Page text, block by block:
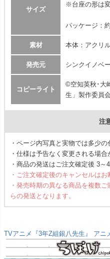
サイズ
※台座の形は
パッケージ：
素材 本体：アクリ
発売元 シンクイノベ
コピーライト
©空知英秋･大
生」製作委員会
注
・ページ内写真と実物では多少
・仕様は予告なく変更される場合
・商品の発送はご注文確定後 3～
・ご注文確定後のキャンセルはお
・発売時期の異なる商品を複数
らの発送となります。
TVアニメ『3年Z組銀八先生』 アニ